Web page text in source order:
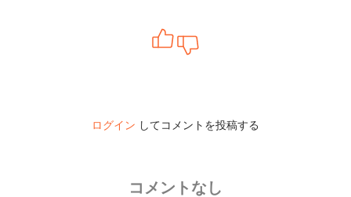
ログイン してコメントを投稿する
コメントなし